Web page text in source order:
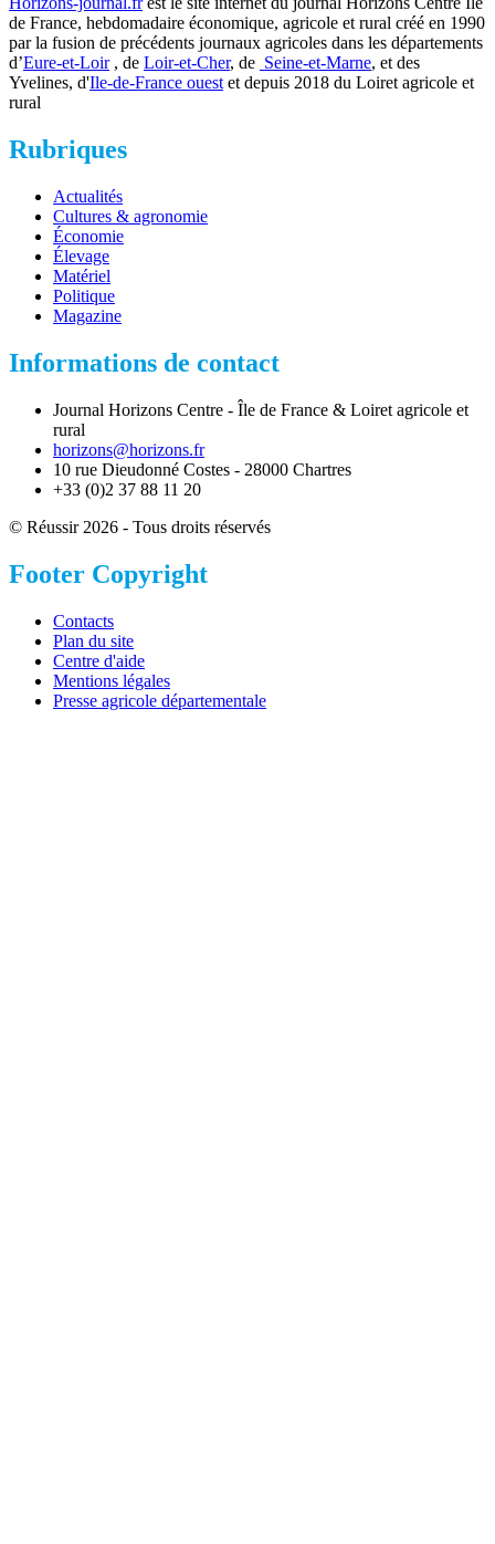
de France, hebdomadaire économique, agricole et rural créé en 1990
par la fusion de précédents journaux agricoles dans les départements
d’Eure-et-Loir, de Loir-et-Cher, de Seine-et-Marne, et des
Yvelines, d'Ile-de-France ouestet depuis 2018 du Loiret agricole et
rural
Rubriques
Actualités
Cultures & agronomie
Économie
Élevage
Matériel
Politique
Magazine
Informations de contact
Journal Horizons Centre - Île de France & Loiret agricole et
rural
horizons@horizons.fr
10 rue Dieudonné Costes - 28000 Chartres
+33 (0)2 37 88 11 20
© Réussir 2026 - Tous droits réservés
Footer Copyright
Contacts
Plan du site
Centre d'aide
Mentions légales
Presse agricole départementale